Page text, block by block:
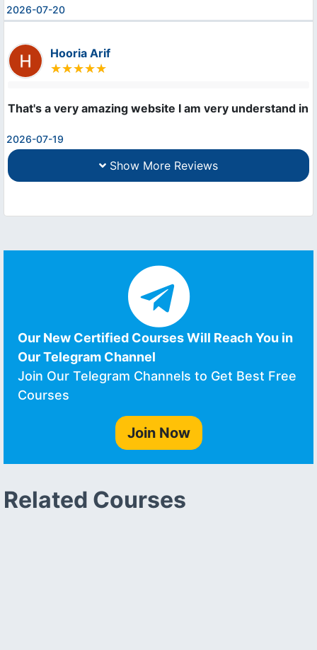
2026-07-20
Hooria Arif
That's a very amazing website I am very understand in
2026-07-19
Show More Reviews
Our New Certified Courses Will Reach You in
Our Telegram Channel
Join Our Telegram Channels to Get Best Free
Courses
Join Now
Related Courses